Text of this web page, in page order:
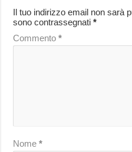
Il tuo indirizzo email non sarà
sono contrassegnati*
Commento*
Nome*